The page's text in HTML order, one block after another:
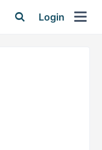
Login